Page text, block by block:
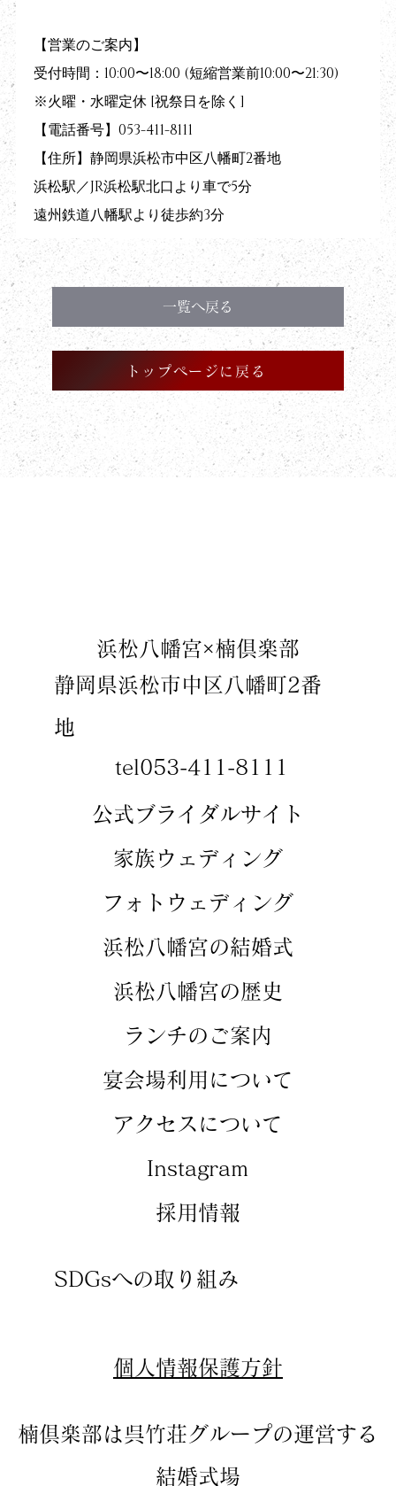
一覧へ戻る
トップページに戻る
【営業のご案内】
受付時間：10:00〜18:00 (短縮営業前10:00〜21:30)
※火曜・水曜定休 [祝祭日を除く]
【電話番号】053-411-8111
【住所】静岡県浜松市中区八幡町2番地
浜松駅／JR浜松駅北口より車で5分
遠州鉄道八幡駅より徒歩約3分
​​公式ブライダルサイト
​家族ウェディング
​フォトウェディング
​浜松八幡宮の結婚式
​浜松八幡宮の歴史
​ランチのご案内
​宴会場利用について
アクセスについて
​Instagram
​個人情報保護方針
​浜松八幡宮×楠倶楽部
静岡県浜松市中区八幡町2番
地
tel053-411-8111
SDGsへの取り組み
​採用情報
楠倶楽部は呉竹荘グループの運営する
結婚式場